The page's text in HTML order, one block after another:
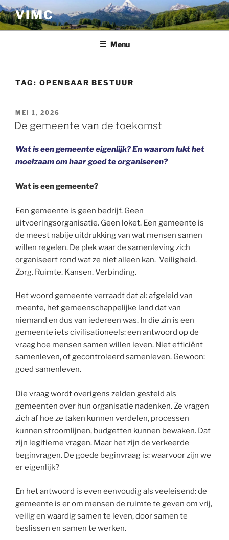
Ga
naar
de
VIMC
Menu
TAG: OPENBAAR BESTUUR
GEPLAATST
OP
MEI 1, 2026
De gemeente van de toekomst
Wat is een gemeente eigenlijk? En waarom lukt het
moeizaamom haar goed te organiseren?
Wat is een gemeente?
Een gemeente is geen bedrijf. Geen
uitvoeringsorganisatie. Geen loket. Een gemeente is
de meest nabije uitdrukking van wat mensen samen
willen regelen. De plek waar de samenleving zich
organiseert rond wat ze niet alleen kan. Veiligheid.
Zorg. Ruimte. Kansen. Verbinding.
Het woord gemeente verraadt dat al: afgeleid van
meente, het gemeenschappelijke land dat van
niemand en dus van iedereen was. In die zin is een
gemeente iets civilisationeels: een antwoord op de
vraag hoe mensen samen willen leven. Niet efficiënt
samenleven, of gecontroleerd samenleven. Gewoon:
goed samenleven.
Die vraag wordt overigens zelden gesteld als
gemeenten over hun organisatie nadenken. Ze vragen
zich af hoe ze taken kunnen verdelen, processen
kunnen stroomlijnen, budgetten kunnen bewaken. Dat
zijn legitieme vragen. Maar het zijn de verkeerde
beginvragen. De goede beginvraag is: waarvoor zijn we
er eigenlijk?
En het antwoord is even eenvoudig als veeleisend: de
gemeente is er om mensen de ruimte te geven om vrij,
veilig en waardig samen te leven, door samen te
beslissen en samen te werken.